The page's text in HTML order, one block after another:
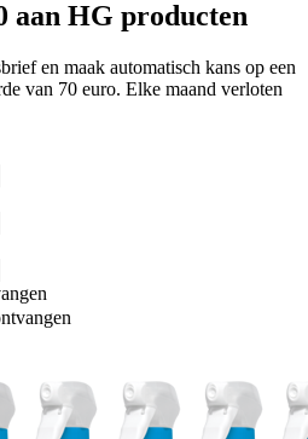
aan HG producten
en maak automatisch kans op een
van 70 euro. Elke maand verloten